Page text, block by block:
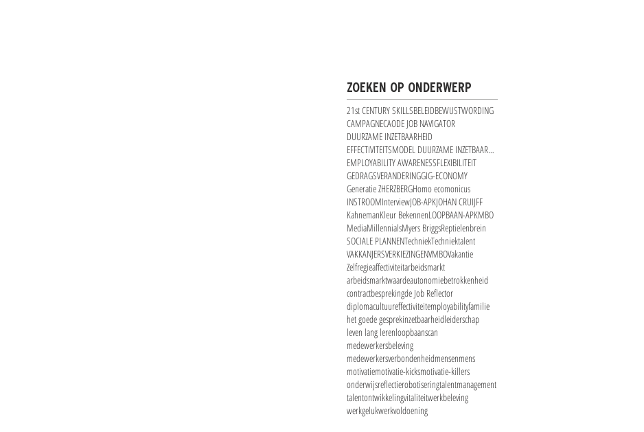
ZOEKEN OP ONDERWERP
21st CENTURY SKILLSBELEIDBEWUSTWORDING
CAMPAGNECAODE JOB NAVIGATOR
DUURZAME INZETBAARHEID
EFFECTIVITEITSMODEL DUURZAME INZETBAARHEID
EMPLOYABILITY AWARENESSFLEXIBILITEIT
GEDRAGSVERANDERINGGIG-ECONOMY
Generatie ZHERZBERGHomo ecomonicus
INSTROOMInterviewJOB-APKJOHAN CRUIJFF
KahnemanKleur BekennenLOOPBAAN-APKMBO
MediaMillennialsMyers BriggsReptielenbrein
SOCIALE PLANNENTechniekTechniektalent
VAKKANJERSVERKIEZINGENVMBOVakantie
Zelfregieaffectiviteitarbeidsmarkt
arbeidsmarktwaardeautonomiebetrokkenheid
contractbesprekingde Job Reflector
diplomacultuureffectiviteitemployabilityfamilie
het goede gesprekinzetbaarheidleiderschap
leven lang lerenloopbaanscan
medewerkersbeleving
medewerkersverbondenheidmensenmens
motivatiemotivatie-kicksmotivatie-killers
onderwijsreflectierobotiseringtalentmanagement
talentontwikkelingvitaliteitwerkbeleving
werkgelukwerkvoldoening